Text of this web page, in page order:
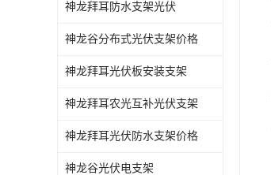
神龙拜耳防水支架光伏
神龙谷分布式光伏支架价格
神龙拜耳光伏板安装支架
神龙拜耳农光互补光伏支架
神龙拜耳光伏防水支架价格
神龙谷光伏电支架